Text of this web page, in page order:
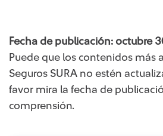
Fecha de publicación: octubre
Puede que los contenidos más
Seguros SURA no estén
favor mira la fecha de
comprensión.